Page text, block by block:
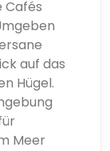
Cafés
auf das
Hügel.
Meer